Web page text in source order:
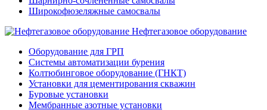
Широкофюзеляжные самосвалы
Нефтегазовое оборудование
Оборудование для ГРП
Системы автоматизации бурения
Колтюбинговое оборудование (ГНКТ)
Установки для цементирования скважин
Буровые установки
Мембранные азотные установки